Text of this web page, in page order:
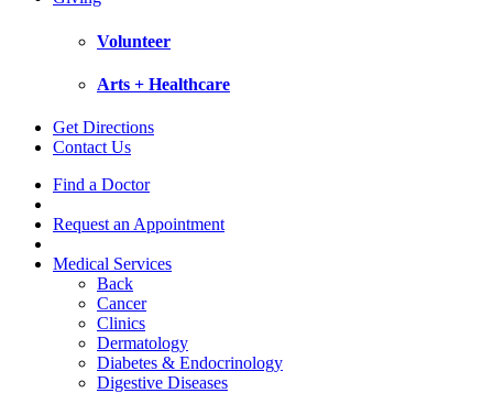
Volunteer
Arts + Healthcare
Get Directions
Contact Us
Find a Doctor
Request an Appointment
Medical Services
Back
Cancer
Clinics
Dermatology
Diabetes & Endocrinology
Digestive Diseases